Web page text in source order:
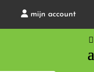
mijn account